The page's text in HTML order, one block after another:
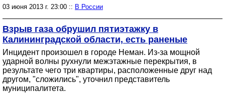
03 июня 2013 г. 23:00 :: В России
Взрыв газа обрушил пятиэтажку в
Калининградской области, есть раненые
Инцидент произошел в городе Неман. Из-за мощной
ударной волны рухнули межэтажные перекрытия, в
результате чего три квартиры, расположенные друг над
другом, "сложились", уточнил представитель
муниципалитета.